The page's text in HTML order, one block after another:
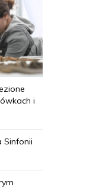
i
Sinfonii